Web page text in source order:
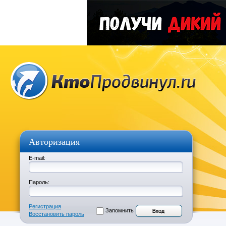
Авторизация
E-mail:
Пароль:
Регистрация
Восстановить пароль
Запомнить